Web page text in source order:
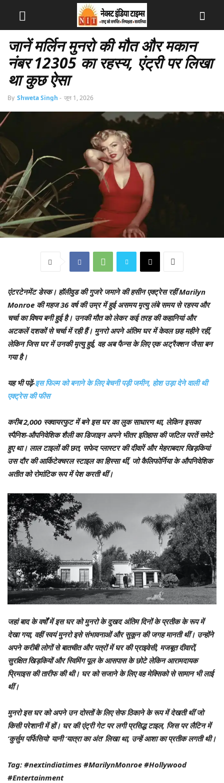
जानें मर्लिन मुनरो की मौत और मकान
नंबर 12305 का रहस्य, एंट्री पर लिखा
था कुछ ऐसा
By Shweta Singh - जून 1, 2026
एंटरटेनमेंट डेस्क। हॉलीवुड की गुजरे जमाने की हसीन एक्ट्रेस रहीं Marilyn
Monroe की महज 36 वर्ष की उम्र में हुई असमय मृत्यु लंबे समय से रहस्य और
चर्चा का विषय बनी हुई है। उनकी मौत को लेकर कई तरह की कहानियां और
अटकलें दशकों से चर्चा में रही हैं। मुनरो अपने अंतिम घर में केवल छह महीने रहीं,
लेकिन जिस घर में उनकी मृत्यु हुई, वह अब फैन्स के लिए एक अट्रैक्शन जैसा बन
गया है।
यह भी पढ़ें-इस फिल्म को बनाने के लिए बेचनी पड़ी जमीन, होश उड़ा देने वाली थी
एक्ट्रेस की फीस
करीब 2,000 स्क्वायरफुट में बने इस घर का लुक साधारण था, लेकिन इसका
स्पैनिश-औपनिवेशिक शैली का डिजाइन अपने भीतर इतिहास की जटिल परतें समेटे
हुए था। लाल टाइलों की छत, सफेद प्लास्टर की दीवारें और मेहराबदार खिड़कियां
उस दौर की आर्किटेक्चरल स्टाइल का हिस्सा थीं, जो कैलिफोर्निया के औपनिवेशिक
अतीत को रोमांटिक रूप में पेश करती थीं।
जहां बाद के वर्षों में इस घर को मुनरो के दुखद अंतिम दिनों के प्रतीक के रूप में
देखा गया, वहीं स्वयं मुनरो इसे संभावनाओं और सुकून की जगह मानती थीं। उन्होंने
अपने करीबी लोगों से बातचीत और पत्रों में घर की प्राइवेसी, मजबूत दीवारों,
सुरक्षित खिड़कियों और स्विमिंग पूल के आसपास के छोटे लेकिन आरामदायक
प्रिमाइस की तारीफ की थी। घर को सजाने के लिए वह मेक्सिको से सामान भी लाई
थीं।
मुनरो इस घर को अपने उन दोस्तों के लिए सेफ ठिकाने के रूप में देखती थीं जो
किसी परेशानी में हों। घर की एंट्री गेट पर लगी प्रसिद्ध टाइल, जिस पर लैटिन में
‘कुर्सुम पर्फिसियो’ यानी ‘यात्रा का अंत’ लिखा था, उन्हें आशा का प्रतीक लगती थी।
Tag: #nextindiatimes #MarilynMonroe #Hollywood
#Entertainment